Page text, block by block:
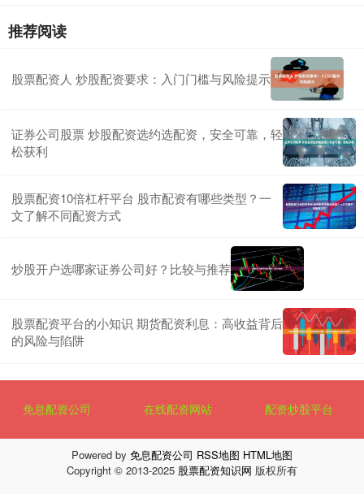
推荐阅读
股票配资人 炒股配资要求：入门门槛与风险提示
证券公司股票 炒股配资选约选配资，安全可靠，轻
松获利
股票配资10倍杠杆平台 股市配资有哪些类型？一
文了解不同配资方式
炒股开户选哪家证券公司好？比较与推荐
股票配资平台的小知识 期货配资利息：高收益背后
的风险与陷阱
免息配资公司 在线配资网站 配资炒股平台
Powered by 免息配资公司 RSS地图 HTML地图
Copyright © 2013-2025 股票配资知识网 版权所有